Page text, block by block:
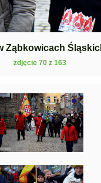
Ząbkowicach
zdjęcie 70 z 163